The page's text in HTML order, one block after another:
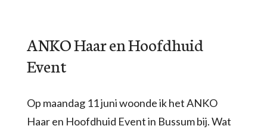
ANKO Haar en Hoofdhuid
Event
Op maandag 11 juni woonde ik het ANKO
Haar en Hoofdhuid Event in Bussum bij. Wat